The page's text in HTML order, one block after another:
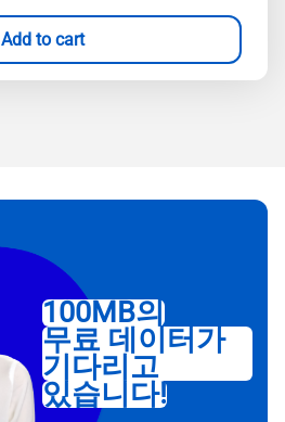
Add to cart
100MB의
무료 데이터가
기다리고
있습니다!